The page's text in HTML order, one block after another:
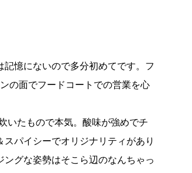
憶にないので多分初めてです。フ
の面でフードコートでの営業を心
いたもので本気。酸味が強めでチ
パイシーでオリジナリティがあり
グな姿勢はそこら辺のなんちゃっ